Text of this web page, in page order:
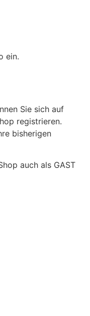
ein.
Sie sich auf
registrieren.
bisherigen
auch als GAST